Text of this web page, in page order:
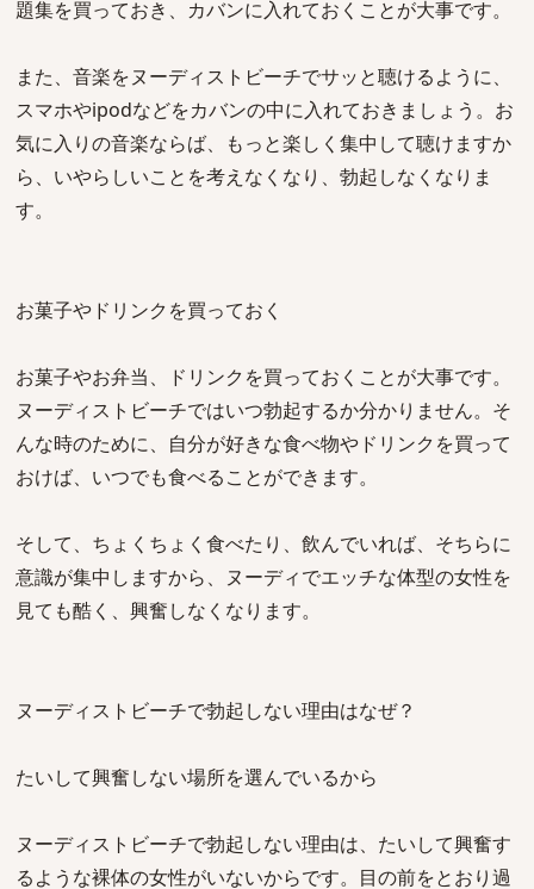
題集を買っておき、カバンに入れておくことが大事です。
また、音楽をヌーディストビーチでサッと聴けるように、
スマホやipodなどをカバンの中に入れておきましょう。お
気に入りの音楽ならば、もっと楽しく集中して聴けますか
ら、いやらしいことを考えなくなり、勃起しなくなりま
す。
お菓子やドリンクを買っておく
お菓子やお弁当、ドリンクを買っておくことが大事です。
ヌーディストビーチではいつ勃起するか分かりません。そ
んな時のために、自分が好きな食べ物やドリンクを買って
おけば、いつでも食べることができます。
そして、ちょくちょく食べたり、飲んでいれば、そちらに
意識が集中しますから、ヌーディでエッチな体型の女性を
見ても酷く、興奮しなくなります。
ヌーディストビーチで勃起しない理由はなぜ？
たいして興奮しない場所を選んでいるから
ヌーディストビーチで勃起しない理由は、たいして興奮す
るような裸体の女性がいないからです。目の前をとおり過